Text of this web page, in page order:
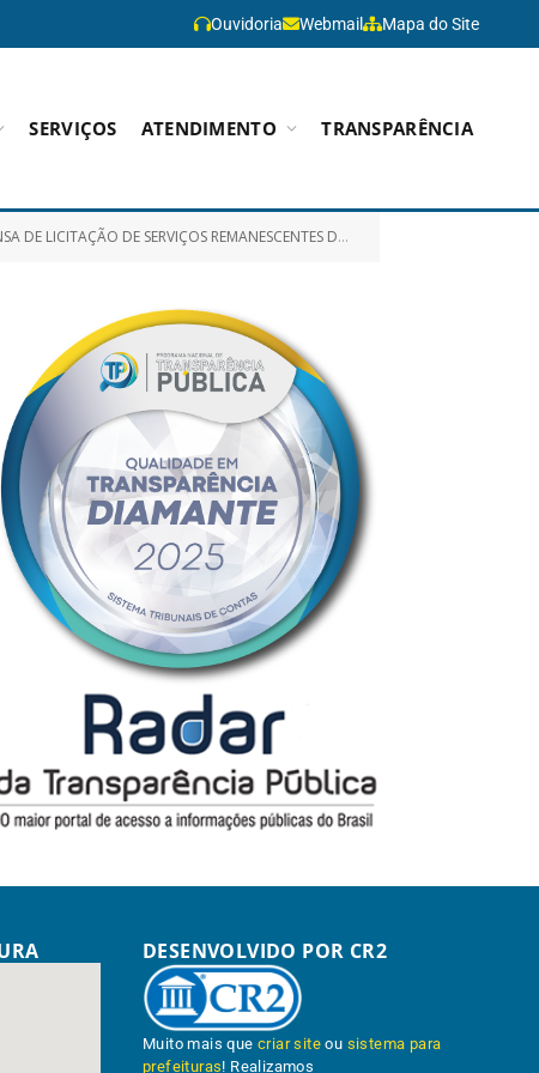
Ouvidoria Webmail Mapa do Site
SERVIÇOS ATENDIMENTO TRANSPARÊNCIA
TRANSPORTE ESCOLAR PARA ALUNOS RESIDENTES NAS ZONAS URBANA E RURAL DO MUNICÍPIO DE PARAGOMINAS)
DESENVOLVIDO POR CR2
Muito mais quecriar site ou sistema para
prefeituras! Realizamos